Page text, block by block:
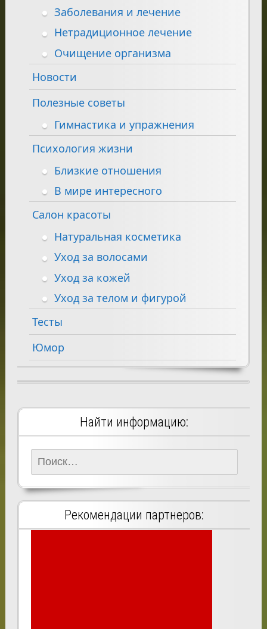
Заболевания и лечение
Нетрадиционное лечение
Очищение организма
Новости
Полезные советы
Гимнастика и упражнения
Психология жизни
Близкие отношения
В мире интересного
Салон красоты
Натуральная косметика
Уход за волосами
Уход за кожей
Уход за телом и фигурой
Тесты
Юмор
Найти информацию:
Найти:
Рекомендации партнеров: